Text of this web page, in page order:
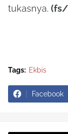
tukasnya. (fs/
Tags: Ekbis
Facebook